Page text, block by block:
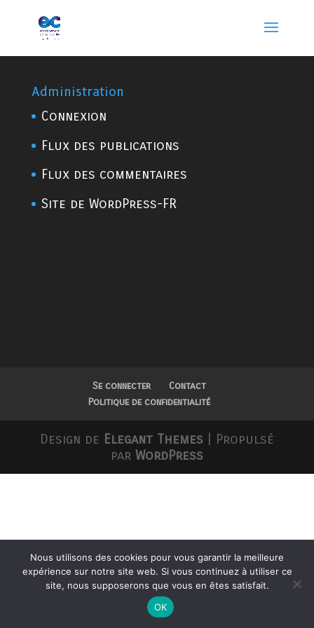
Administration
Connexion
Flux des publications
Flux des commentaires
Site de WordPress-FR
Se connecter
Contact
Politique de confidentialité
Design de Elegant Themes| Propulsé
par WordPress
Nous utilisons des cookies pour vous garantir la meilleure
expérience sur notre site web. Si vous continuez à utiliser ce
site, nous supposerons que vous en êtes satisfait.
OK